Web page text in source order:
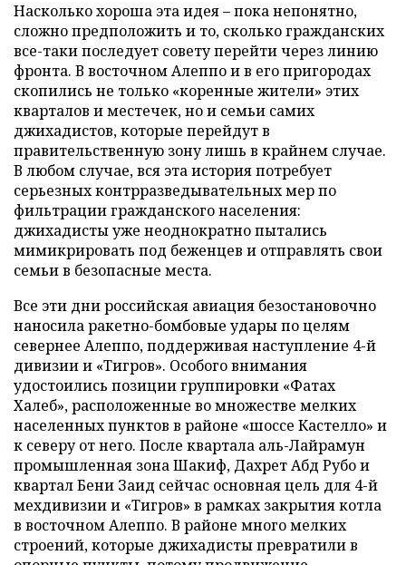
Насколько хороша эта идея – пока непонятно,
сложно предположить и то, сколько гражданских
все-таки последует совету перейти через линию
фронта. В восточном Алеппо и в его пригородах
скопились не только «коренные жители» этих
кварталов и местечек, но и семьи самих
джихадистов, которые перейдут в
правительственную зону лишь в крайнем случае.
В любом случае, вся эта история потребует
серьезных контрразведывательных мер по
фильтрации гражданского населения:
джихадисты уже неоднократно пытались
мимикрировать под беженцев и отправлять свои
семьи в безопасные места.
Все эти дни российская авиация безостановочно
наносила ракетно-бомбовые удары по целям
севернее Алеппо, поддерживая наступление 4-й
дивизии и «Тигров». Особого внимания
удостоились позиции группировки «Фатах
Халеб», расположенные во множестве мелких
населенных пунктов в районе «шоссе Кастелло» и
к северу от него. После квартала аль-Лайрамун
промышленная зона Шакиф, Дахрет Абд Рубо и
квартал Бени Заид сейчас основная цель для 4-й
мехдивизии и «Тигров» в рамках закрытия котла
в восточном Алеппо. В районе много мелких
строений, которые джихадисты превратили в